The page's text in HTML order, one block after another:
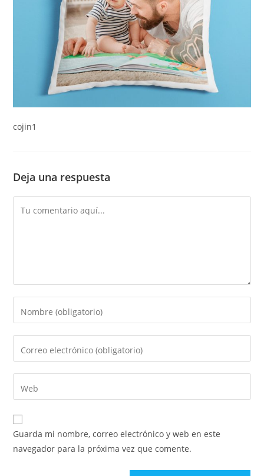
cojin1
Deja una respuesta
Guarda mi nombre, correo electrónico y web en este
navegador para la próxima vez que comente.